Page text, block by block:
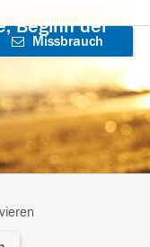
Beginn der
Missbrauch